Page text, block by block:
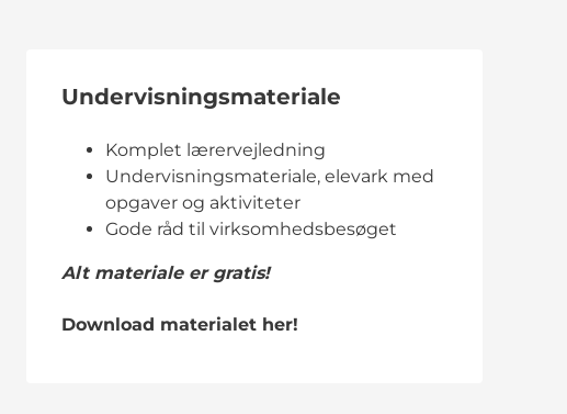
Undervisningsmateriale
Komplet lærervejledning
Undervisningsmateriale, elevark med
opgaver og aktiviteter
Gode råd til virksomhedsbesøget
Alt materiale er gratis!
Download materialet her!